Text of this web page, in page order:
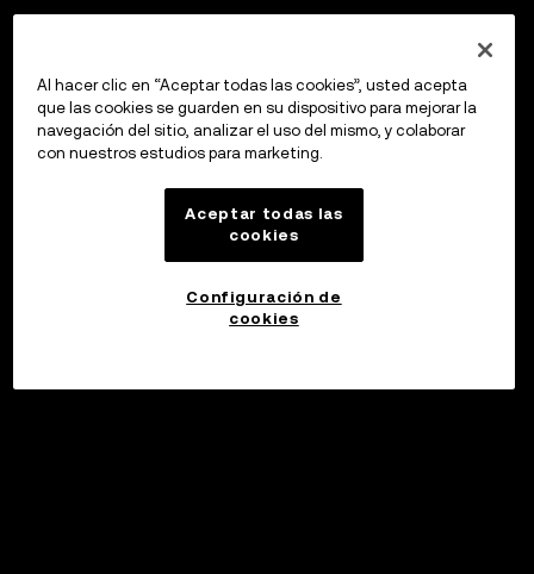
Al hacer clic en “Aceptar todas las cookies”, usted acepta
que las cookies se guarden en su dispositivo para mejorar la
navegación del sitio, analizar el uso del mismo, y colaborar
con nuestros estudios para marketing.
Aceptar todas las
cookies
Configuración de
cookies